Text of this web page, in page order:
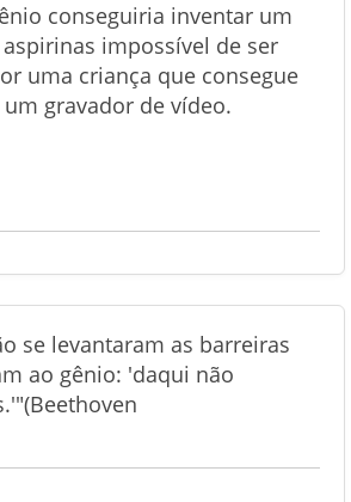
conseguiria inventar um
impossível de ser
uma criança que consegue
gravador de vídeo.
se levantaram as barreiras
ao gênio: 'daqui não